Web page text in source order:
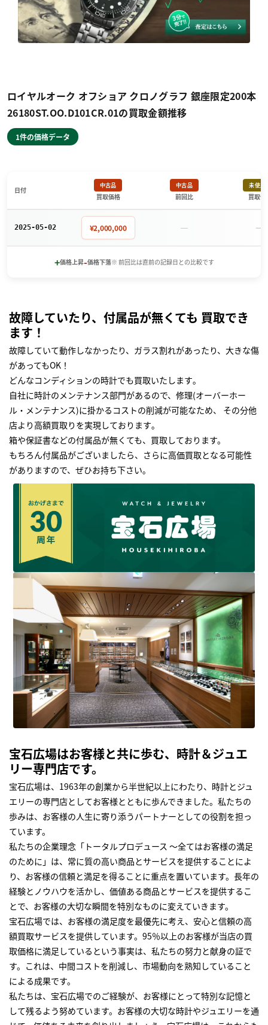
ロイヤルオーク オフショア クロノグラフ 銀座限定200本
26180ST.OO.D101CR.01の買取金額推移
1件の価格データ
日付
中古品
買取価格
中古品
前回比
未使用
買取価
2025-05-02 ¥2,000,000 － －
+価格上昇-価格下落※ 前回比は直前の記録日との比較です
故障していたり、付属品が無くても 買取でき
ます！
故障していて動作しなかったり、ガラス割れがあったり、大きな傷
があってもOK！
どんなコンディションの時計でも買取いたします｡
自社に時計のメンテナンス部門があるので、修理(オーバーホー
ル・メンテナンス)に掛かるコストの削減が可能なため、 その分他
店より高額買取りを実現しております｡
箱や保証書などの付属品が無くても、買取しております。
もちろん付属品がございましたら、さらに高価買取となる可能性
がありますので、ぜひお持ち下さい｡
宝石広場はお客様と共に歩む、時計＆ジュエ
リー専門店です。
宝石広場は、1963年の創業から半世紀以上にわたり、時計とジュ
エリーの専門店としてお客様とともに歩んできました。私たちの
歩みは、お客様の人生に寄り添うパートナーとしての役割を担っ
ています。
私たちの企業理念「トータルプロデュース ～全てはお客様の満足
のために」は、常に質の高い商品とサービスを提供することによ
り、お客様の信頼と満足を得ることに重点を置いています。長年の
経験とノウハウを活かし、価値ある商品とサービスを提供するこ
とで、お客様の大切な瞬間を特別なものに変えていきます。
宝石広場では、お客様の満足度を最優先に考え、安心と信頼の高
額買取サービスを提供しています。95％以上のお客様が当店の買
取価格に満足しているという事実は、私たちの努力と献身の証で
す。これは、中間コストを削減し、市場動向を熟知していること
による成果です。
私たちは、宝石広場でのご経験が、お客様にとって特別な記憶と
して残るよう努めています。お客様の大切な時計やジュエリーを通